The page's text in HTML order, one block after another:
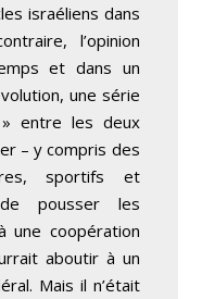
israéliens dans
l’opinion
et dans un
une série
entre les deux
– y compris des
sportifs et
pousser les
une coopération
aboutir à un
Mais il n’était